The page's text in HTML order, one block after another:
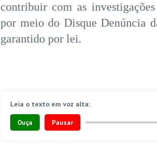
contribuir com as
por meio do Disque Denúncia
garantido por lei.
Leia o texto em voz alta:
Ouça Pausar